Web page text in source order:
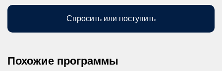
Спросить или поступить
Похожие программы